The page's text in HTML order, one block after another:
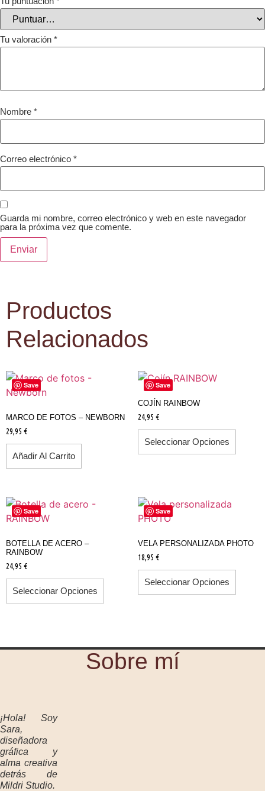
Tu valoración *
Nombre *
Correo electrónico *
Guarda mi nombre, correo electrónico y web en este navegador
para la próxima vez que comente.
Productos
Relacionados
Save
MARCO DE FOTOS – NEWBORN
29,95 €
Añadir Al Carrito
Save
COJÍN RAINBOW
24,95 €
Seleccionar Opciones
Save
BOTELLA DE ACERO –
RAINBOW
24,95 €
Seleccionar Opciones
Save
VELA PERSONALIZADA PHOTO
18,95 €
Seleccionar Opciones
Sobre mí
¡Hola! Soy
Sara,
diseñadora
gráfica y
alma creativa
detrás de
Mildri Studio.